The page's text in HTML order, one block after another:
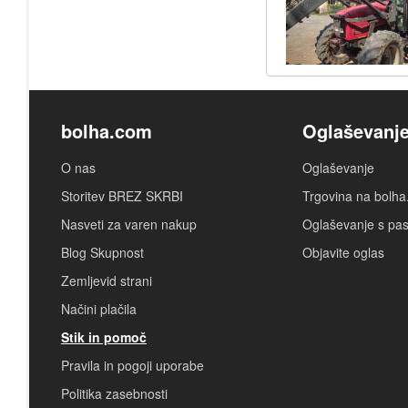
bolha.com
O nas
Storitev BREZ SKRBI
Nasveti za varen nakup
Blog Skupnost
Zemljevid strani
Načini plačila
Stik in pomoč
Pravila in pogoji uporabe
Politika zasebnosti
Oglaševanje
Trgovina na
Oglaševanje s
Objavite oglas